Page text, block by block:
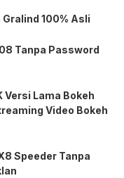
100% Asli
Tanpa Password
Versi Lama Bokeh
Video Bokeh
Speeder Tanpa